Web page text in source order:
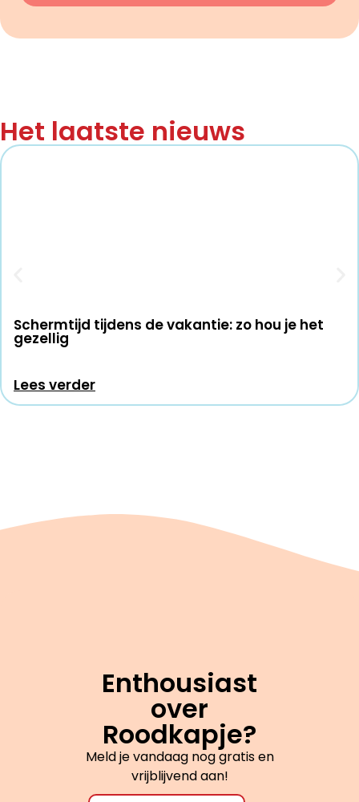
Het laatste nieuws
Schermtijd tijdens de vakantie: zo hou je het
gezellig
Lees verder
Enthousiast
over
Roodkapje?
Meld je vandaag nog gratis en
vrijblijvend aan!